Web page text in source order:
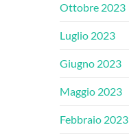
Ottobre 2023
Luglio 2023
Giugno 2023
Maggio 2023
Febbraio 2023